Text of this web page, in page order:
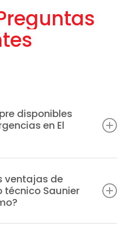
disponibles
en El
por eso habilitamos
inmediato en El Álamo
ventajas de
técnico Saunier